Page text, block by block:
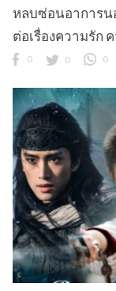
หลบซ่อนอาการน
ต่อเรื่องความรัก
0 0 0